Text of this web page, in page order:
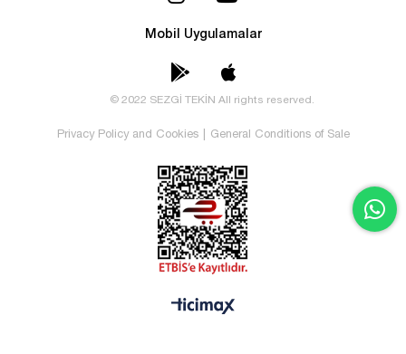
Mobil Uygulamalar
© 2022 SEZGİ TEKİN All rights reserved.
Privacy Policy and Cookies General Conditions of Sale